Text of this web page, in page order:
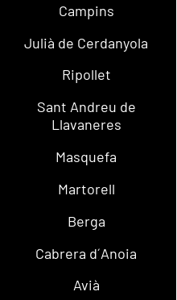
Campins
Julià de Cerdanyola
Ripollet
Sant Andreu de
Llavaneres
Masquefa
Martorell
Berga
Cabrera d´Anoia
Avià